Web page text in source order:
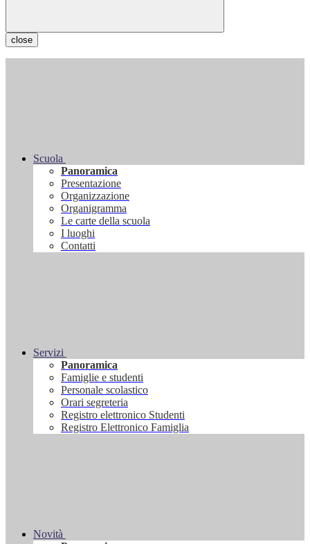
close
Scuola
Panoramica
Presentazione
Organizzazione
Organigramma
Le carte della scuola
I luoghi
Contatti
Servizi
Panoramica
Famiglie e studenti
Personale scolastico
Orari segreteria
Registro elettronico Studenti
Registro Elettronico Famiglia
Novità